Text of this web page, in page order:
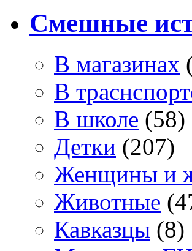
Смешные
В магазинах
В
В школе (58)
Детки (207)
Женщины и
Животные
Кавказцы (8)